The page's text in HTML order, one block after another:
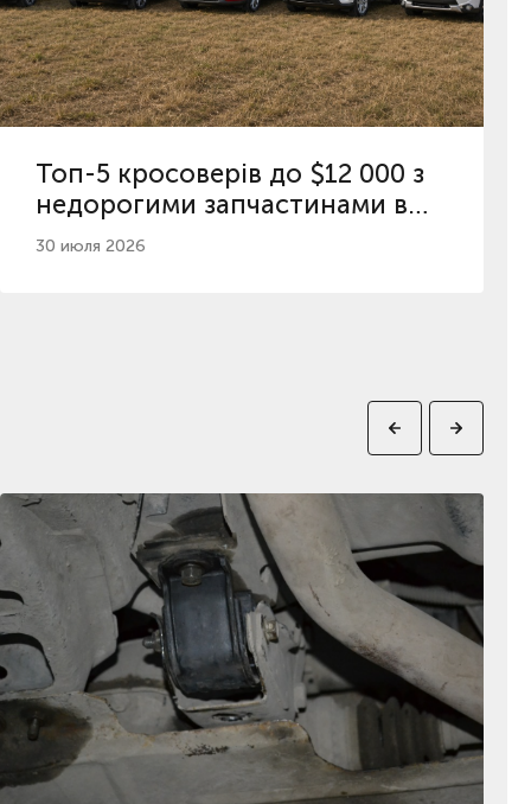
Топ-5 кросоверів до $12 000 з
недорогими запчастинами в
Україні
30 июля 2026